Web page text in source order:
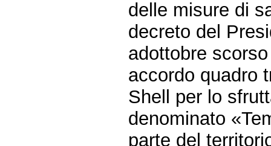
delle misure di
decreto del
adottobre
accordo quadro
Shell per lo
denominato
parte del